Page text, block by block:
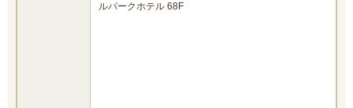
ルパークホテル 68F